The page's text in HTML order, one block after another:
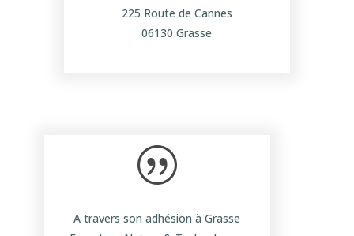
225 Route de Cannes
06130 Grasse
|
A travers son adhésion à Grasse